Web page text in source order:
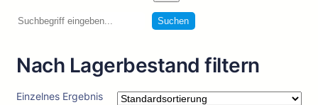
auswählen
Suchen Suchen
Nach Lagerbestand filtern
Einzelnes Ergebnis